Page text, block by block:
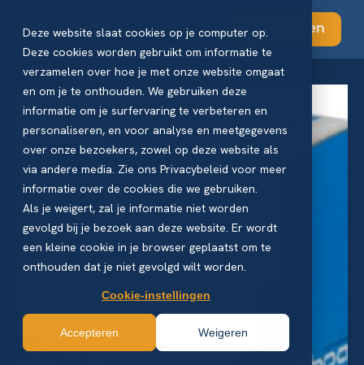
Deze website slaat cookies op je computer op.
Deze cookies worden gebruikt om informatie te
verzamelen over hoe je met onze website omgaat
en om je te onthouden. We gebruiken deze
informatie om je surfervaring te verbeteren en
personaliseren, en voor analyse en meetgegevens
over onze bezoekers, zowel op deze website als
via andere media. Zie ons Privacybeleid voor meer
informatie over de cookies die we gebruiken.
Als je weigert, zal je informatie niet worden
gevolgd bij je bezoek aan deze website. Er wordt
een kleine cookie in je browser geplaatst om te
onthouden dat je niet gevolgd wilt worden.
Cookie-instellingen
Accepteren Weigeren
Abonneren